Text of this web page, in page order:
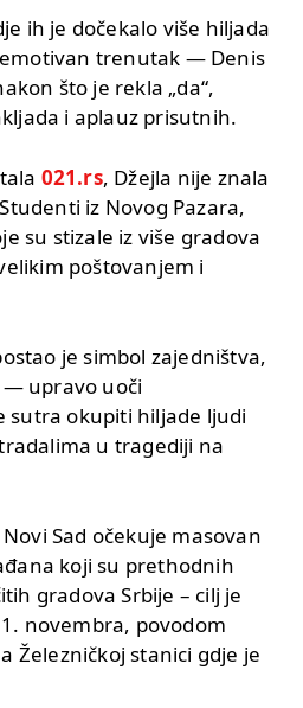
ih je dočekalo više hiljada
trenutak — Denis
što je rekla „da“,
i aplauz prisutnih.
021.rs, Džejla nije znala
iz Novog Pazara,
su stizale iz više gradova
poštovanjem i
je simbol zajedništva,
— upravo uoči
sutra okupiti hiljade ljudi
u tragediji na
Sad očekuje masovan
koji su prethodnih
gradova Srbije – cilj je
novembra, povodom
Železničkoj stanici gdje je